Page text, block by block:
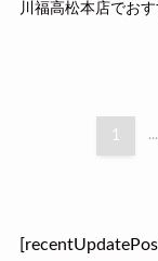
川福高松本店でお
1 ...